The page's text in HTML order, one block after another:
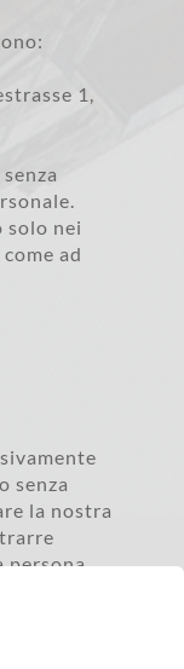
1,
solo nei
ad
senza
la nostra
persona.